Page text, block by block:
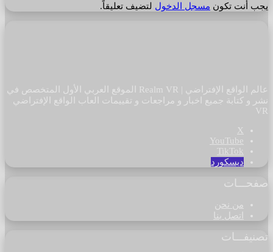
يجب أنت تكون مسجل الدخول لتضيف تعليقاً.
عالم الواقع الإفتراضي | Realm VR الموقع العربي الأول المتخصص في
نشر و كتابة جميع اخبار و مراجعات و تقييمات العاب الواقع الإفتراضي
VR
‫X
‫YouTube
‫TikTok
ديسكورد
صفحـــات
من نحن
اتصل بنا
تصنيفـــات